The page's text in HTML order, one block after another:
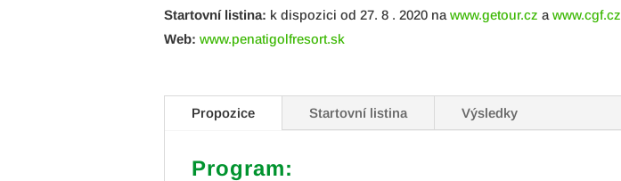
Startovní listina: k dispozici od 27. 8 . 2020 nawww.getour.cz awww.cgf.cz
Web:www.penatigolfresort.sk
Propozice Startovní listina Výsledky
Program: